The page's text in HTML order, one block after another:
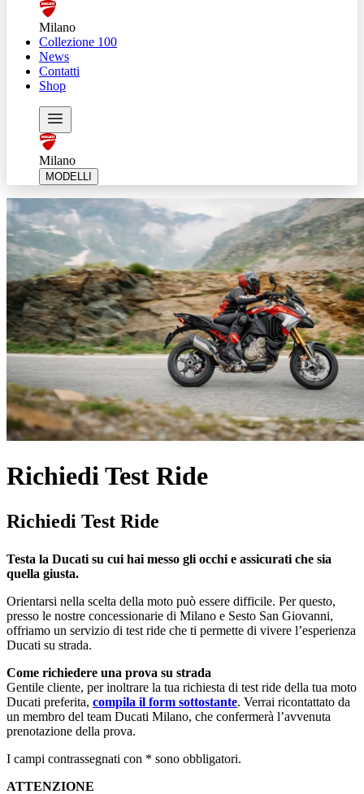
Milano
Collezione 100
News
Contatti
Shop
Milano
MODELLI
Richiedi Test Ride
Richiedi Test Ride
Testa la Ducati su cui hai messo gli occhi e assicurati che sia
quella giusta.
Orientarsi nella scelta della moto può essere difficile. Per questo,
presso le nostre concessionarie di Milano e Sesto San Giovanni,
offriamo un servizio di test ride che ti permette di vivere l’esperienza
Ducati su strada.
Come richiedere una prova su strada
Gentile cliente, per inoltrare la tua richiesta di test ride della tua moto
Ducati preferita, compila il form sottostante. Verrai ricontattato da
un membro del team Ducati Milano, che confermerà l’avvenuta
prenotazione della prova.
I campi contrassegnati con * sono obbligatori.
ATTENZIONE